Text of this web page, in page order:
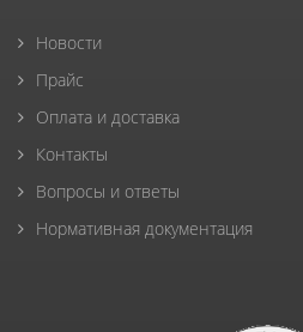
Новости
Прайс
Оплата и доставка
Контакты
Вопросы и ответы
Нормативная документация